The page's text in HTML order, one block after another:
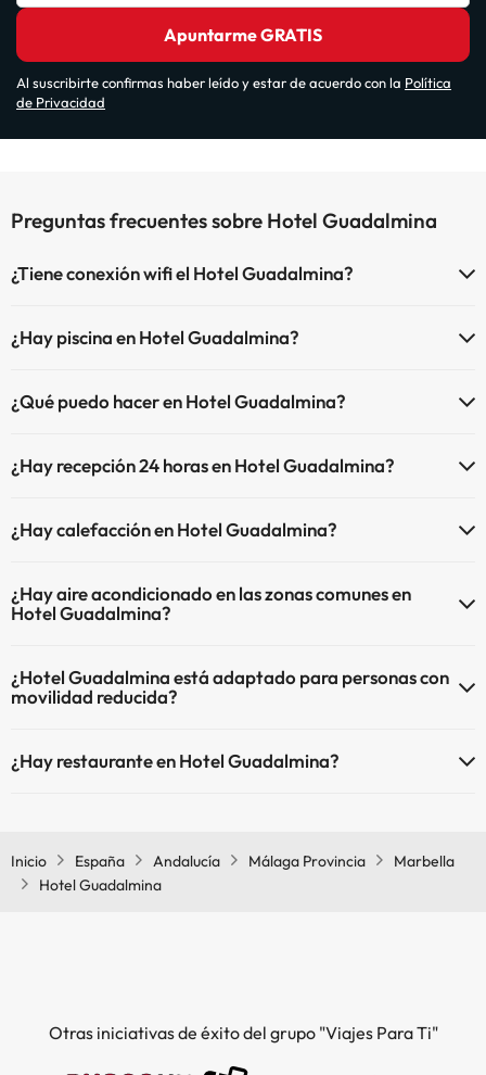
Apuntarme GRATIS
Al suscribirte confirmas haber leído y estar de acuerdo con la Política
de Privacidad
Preguntas frecuentes sobre Hotel Guadalmina
¿Tiene conexión wifi el Hotel Guadalmina?
¿Hay piscina en Hotel Guadalmina?
Aquí tienes más info sobre la piscina y otras instalaciones.
¿Qué puedo hacer en Hotel Guadalmina?
pueden ser de pago).
¿Hay recepción 24 horas en Hotel Guadalmina?
¿Hay calefacción en Hotel Guadalmina?
¿Hay aire acondicionado en las zonas comunes en
Hotel Guadalmina?
comunes.
¿Hotel Guadalmina está adaptado para personas con
movilidad reducida?
reducida.
¿Hay restaurante en Hotel Guadalmina?
Inicio España Andalucía Málaga Provincia
Marbella
Hotel Guadalmina
Otras iniciativas de éxito del grupo "Viajes Para Ti"